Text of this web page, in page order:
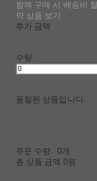
함께 구매 시 배송비 절
약 상품 보기
추가 금액
수량
품절된 상품입니다.
주문 수량
0개
총 상품 금액 0원